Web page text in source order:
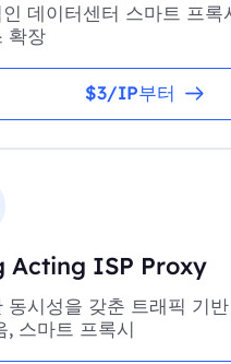
인 데이터센터 스마트 프록
확장
$3/IP부터
Acting ISP Proxy
동시성을 갖춘 트래픽 기
, 스마트 프록시